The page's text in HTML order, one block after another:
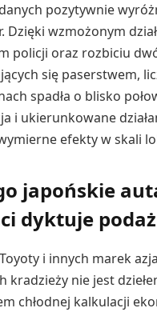
pozytywnie
Dzięki wzmożonym
policji oraz rozbiciu
się paserstwem,
spadła o blisko
i ukierunkowane
efekty w skali
japońskie
dyktuje podaż
i innych marek
kradzieży nie jest
chłodnej kalkulacji